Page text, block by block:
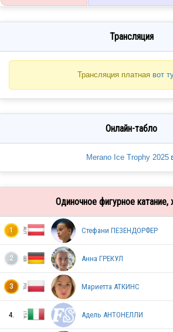
Трансляция
Трансляция платная вот
Онлайн-табло
Merano Ice Trophy 2025
Одиночное фигурное
1 Стефани ПЕЗЕНДОРФЕР
2 Анна ГРЕКУЛ
3 Мариетта АТКИНС
4. Адель АНТОНЕЛЛИ